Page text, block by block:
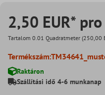
2,50 EUR*
Tartalom 0.01 Quadratmeter (250,00
Termékszám:
Raktáron
Szállítási idő 4-6 munkanap